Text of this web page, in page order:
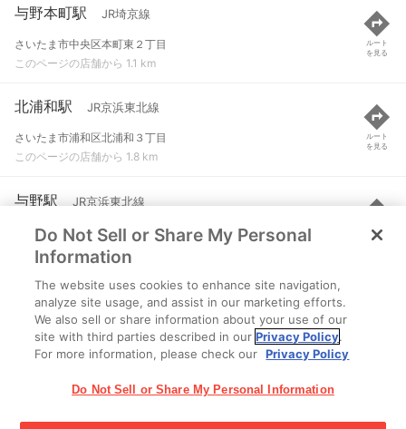
与野本町駅 JR埼京線
さいたま市中央区本町東２丁目
このページの店舗から 1.1 km
ルート
を見る
北浦和駅 JR京浜東北線
さいたま市浦和区北浦和３丁目
このページの店舗から 1.8 km
ルート
を見る
与野駅 JR京浜東北線
さいたま市浦和区上木崎１丁目
このページの店舗から 1.9 km
ルート
を見る
中浦和駅 JR埼京線
さいたま市南区鹿手袋１丁目
このページの店舗から 2.2 km
Do Not Sell or Share My Personal
Information
The website uses cookies to enhance site navigation,
analyze site usage, and assist in our marketing efforts.
We also sell or share information about your use of our
site with third parties described in ourPrivacy Policy.
For more information, please check our Privacy Policy
Do Not Sell or Share My Personal Information